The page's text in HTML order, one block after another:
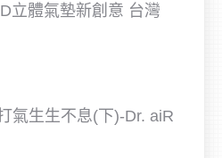
立體氣墊新創意 台灣
氣生生不息(下)-Dr. aiR